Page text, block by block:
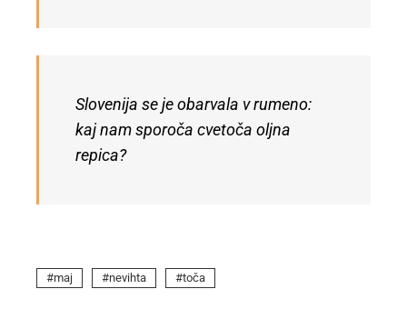
Slovenija se je obarvala v rumeno:
kaj nam sporoča cvetoča oljna
repica?
maj nevihta toča